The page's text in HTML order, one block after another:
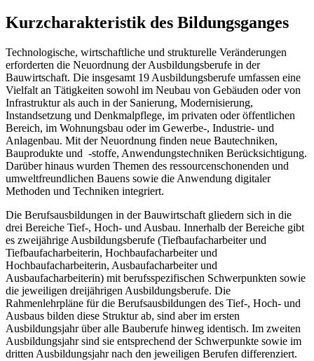
Kurzcharakteristik des Bildungsganges
Technologische, wirtschaftliche und strukturelle Veränderungen
erforderten die Neuordnung der Ausbildungsberufe in der
Bauwirtschaft. Die insgesamt 19 Ausbildungsberufe umfassen eine
Vielfalt an Tätigkeiten sowohl im Neubau von Gebäuden oder von
Infrastruktur als auch in der Sanierung, Modernisierung,
Instandsetzung und Denkmalpflege, im privaten oder öffentlichen
Bereich, im Wohnungsbau oder im Gewerbe-, Industrie- und
Anlagenbau. Mit der Neuordnung finden neue Bautechniken,
Bauprodukte und -stoffe, Anwendungstechniken Berücksichtigung.
Darüber hinaus wurden Themen des ressourcenschonenden und
umweltfreundlichen Bauens sowie die Anwendung digitaler
Methoden und Techniken integriert.
Die Berufsausbildungen in der Bauwirtschaft gliedern sich in die
drei Bereiche Tief-, Hoch- und Ausbau. Innerhalb der Bereiche gibt
es zweijährige Ausbildungsberufe (Tiefbaufacharbeiter und
Tiefbaufacharbeiterin, Hochbaufacharbeiter und
Hochbaufacharbeiterin, Ausbaufacharbeiter und
Ausbaufacharbeiterin) mit berufsspezifischen Schwerpunkten sowie
die jeweiligen dreijährigen Ausbildungsberufe. Die
Rahmenlehrpläne für die Berufsausbildungen des Tief-, Hoch- und
Ausbaus bilden diese Struktur ab, sind aber im ersten
Ausbildungsjahr über alle Bauberufe hinweg identisch. Im zweiten
Ausbildungsjahr sind sie entsprechend der Schwerpunkte sowie im
dritten Ausbildungsjahr nach den jeweiligen Berufen differenziert.